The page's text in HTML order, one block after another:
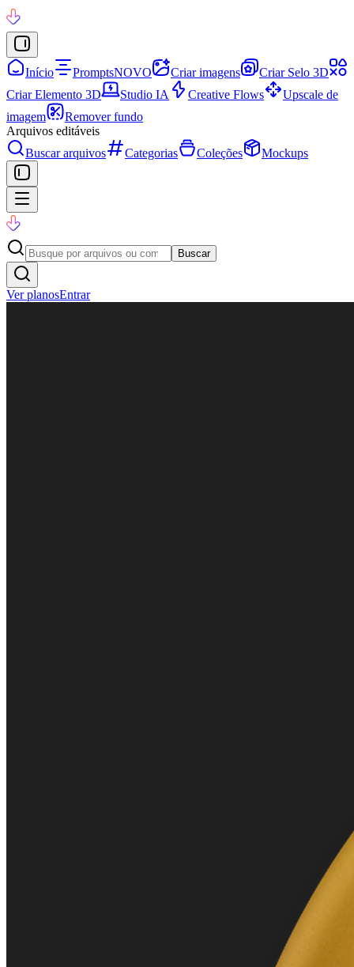
Início PromptsNOVO Criar imagens
Criar Selo 3D
Criar Elemento 3D
Studio IA Creative Flows
Upscale de
imagem
Remover fundo
Arquivos editáveis
Buscar arquivos
Categorias Coleções Mockups
Buscar
Ver planosEntrar